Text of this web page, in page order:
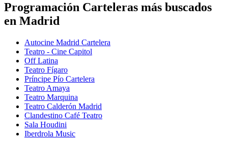
Programación Carteleras más buscados
en Madrid
Autocine Madrid Cartelera
Teatro - Cine Capitol
Off Latina
Teatro Fígaro
Príncipe Pío Cartelera
Teatro Amaya
Teatro Marquina
Teatro Calderón Madrid
Clandestino Café Teatro
Sala Houdini
Iberdrola Music